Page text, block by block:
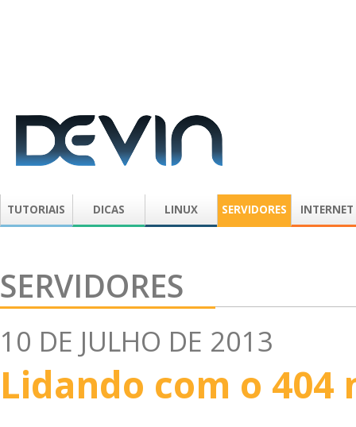
TUTORIAIS DICAS LINUX SERVIDORES INTERNET
SERVIDORES
10 DE JULHO DE 2013
Lidando com o 404